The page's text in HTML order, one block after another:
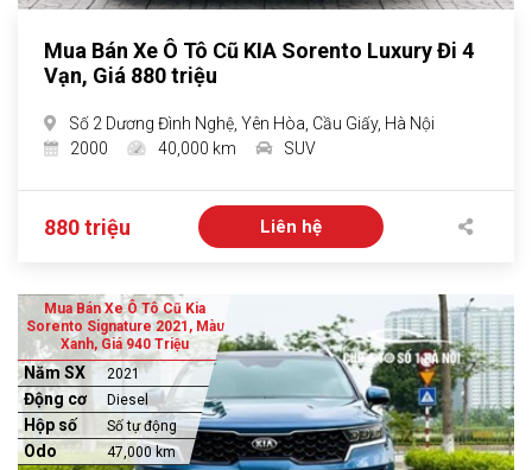
Mua Bán Xe Ô Tô Cũ KIA Sorento Luxury Đi 4
Vạn, Giá 880 triệu
Số 2 Dương Đình Nghệ, Yên Hòa, Cầu Giấy, Hà Nội
2000
40,000 km SUV
880 triệu Liên hệ
Mua Bán Xe Ô Tô Cũ Kia
Sorento Signature 2021, Màu
Xanh, Giá 940 Triệu
Năm SX 2021
Động cơ Diesel
Hộp số Số tự động
Odo 47,000 km